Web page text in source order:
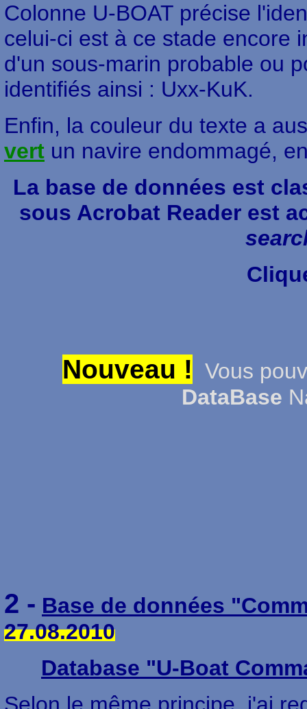
Colonne U-BOAT précise
celui-ci est à ce stade encore
d'un sous-marin probable ou
identifiés ainsi : Uxx-KuK.
Enfin, la couleur du texte a
vert un navire endommagé,
La base de données est
sous Acrobat Reader est
Nouveau ! Vous
DataBase
2 - Base de données
27.08.2010
Database "U-Boat